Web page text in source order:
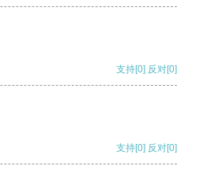
支持[0] 反对[0]
支持[0] 反对[0]